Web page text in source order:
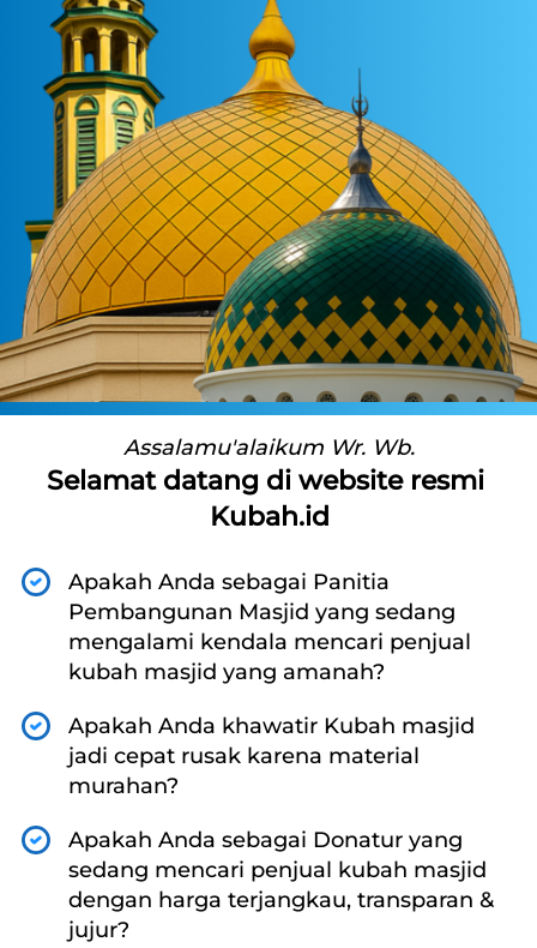
Assalamu'alaikum Wr. Wb.
Selamat datang di website resmi
Kubah.id
Apakah Anda sebagai Panitia
Pembangunan Masjid yang sedang
mengalami kendala mencari penjual
kubah masjid yang amanah?
Apakah Anda khawatir Kubah masjid
jadi cepat rusak karena material
murahan?
Apakah Anda sebagai Donatur yang
sedang mencari penjual kubah masjid
dengan harga terjangkau, transparan &
jujur?